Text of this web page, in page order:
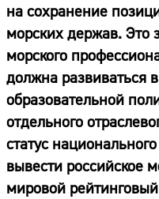
на сохранение
морских держав. Это
морского
должна развиваться
образовательной
отдельного
статус
вывести российское
мировой